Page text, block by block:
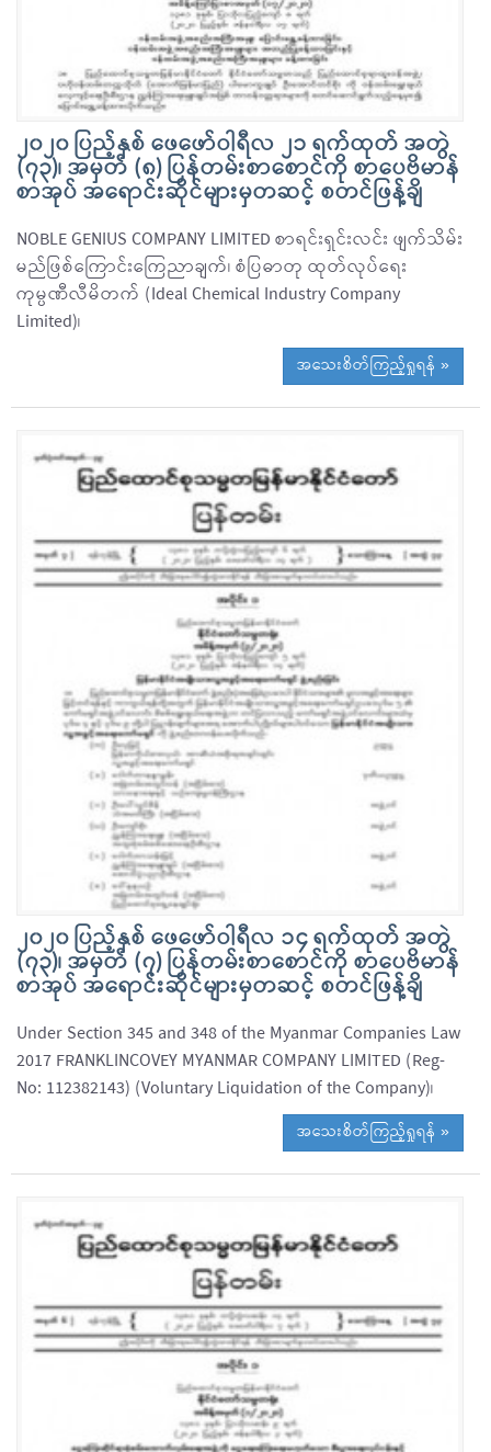
၂၀၂၀ ပြည့်နှစ် ဖေဖော်ဝါရီလ ၂၁ ရက်ထုတ် အတွဲ
(၇၃)၊ အမှတ် (၈) ပြန်တမ်းစာစောင်ကို စာပေဗိမာန်
စာအုပ် အရောင်းဆိုင်များမှတဆင့် စတင်ဖြန့်ချိ
NOBLE GENIUS COMPANY LIMITED စာရင်းရှင်းလင်း ဖျက်သိမ်း
မည်ဖြစ်ကြောင်းကြေညာချက်၊ စံပြဓာတု ထုတ်လုပ်ရေး
ကုမ္ပဏီလီမိတက် (Ideal Chemical Industry Company
Limited)၊
အသေးစိတ်ကြည့်ရှုရန် »
၂၀၂၀ ပြည့်နှစ် ဖေဖော်ဝါရီလ ၁၄ ရက်ထုတ် အတွဲ
(၇၃)၊ အမှတ် (၇) ပြန်တမ်းစာစောင်ကို စာပေဗိမာန်
စာအုပ် အရောင်းဆိုင်များမှတဆင့် စတင်ဖြန့်ချိ
Under Section 345 and 348 of the Myanmar Companies Law
2017 FRANKLINCOVEY MYANMAR COMPANY LIMITED (Reg-
No: 112382143) (Voluntary Liquidation of the Company)၊
အသေးစိတ်ကြည့်ရှုရန် »